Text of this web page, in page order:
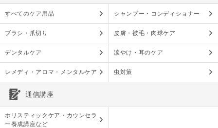
すべてのケア用品 シャンプー・コンディショナー
ブラシ・爪切り 皮膚・被毛・肉球ケア
デンタルケア 涙やけ・耳のケア
レメディ・アロマ・メンタルケア 虫対策
通信講座
ホリスティックケア・カウンセラ
ー養成講座など